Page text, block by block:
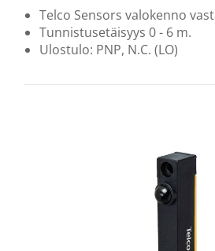
Telco Sensors valokenno
Tunnistusetäisyys 0 - 6 m.
Ulostulo: PNP, N.C. (LO)